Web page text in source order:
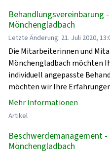
Behandlungsvereinbarung
Mönchengladbach
Letzte Änderung: 21. Juli 2020,
Die Mitarbeiterinnen und
Mönchengladbach möchten
individuell angepasste
möchten wir Ihre
Mehr Informationen
Artikel
Beschwerdemanagement -
Mönchengladbach